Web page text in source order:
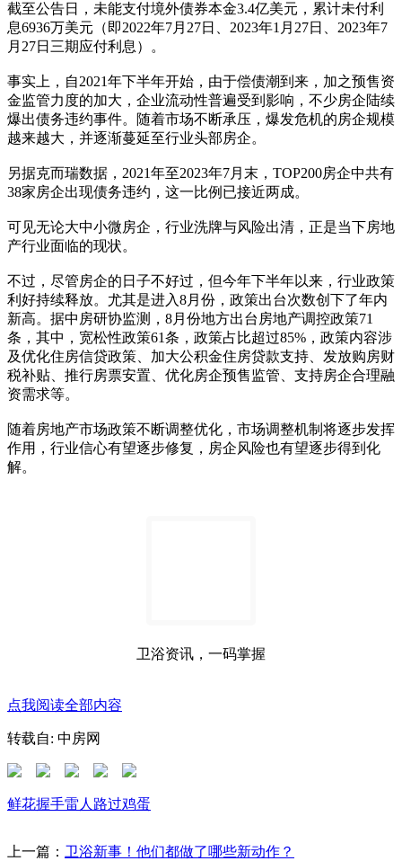
截至公告日，未能支付境外债券本金3.4亿美元，累计未付利
息6936万美元（即2022年7月27日、2023年1月27日、2023年7
月27日三期应付利息）。
事实上，自2021年下半年开始，由于偿债潮到来，加之预售资
金监管力度的加大，企业流动性普遍受到影响，不少房企陆续
爆出债务违约事件。随着市场不断承压，爆发危机的房企规模
越来越大，并逐渐蔓延至行业头部房企。
另据克而瑞数据，2021年至2023年7月末，TOP200房企中共有
38家房企出现债务违约，这一比例已接近两成。
可见无论大中小微房企，行业洗牌与风险出清，正是当下房地
产行业面临的现状。
不过，尽管房企的日子不好过，但今年下半年以来，行业政策
利好持续释放。尤其是进入8月份，政策出台次数创下了年内
新高。据中房研协监测，8月份地方出台房地产调控政策71
条，其中，宽松性政策61条，政策占比超过85%，政策内容涉
及优化住房信贷政策、加大公积金住房贷款支持、发放购房财
税补贴、推行房票安置、优化房企预售监管、支持房企合理融
资需求等。
随着房地产市场政策不断调整优化，市场调整机制将逐步发挥
作用，行业信心有望逐步修复，房企风险也有望逐步得到化
解。
卫浴资讯，一码掌握
点我阅读全部内容
转载自: 中房网
鲜花握手雷人 路过鸡蛋
上一篇： 卫浴新事！他们都做了哪些新动作？